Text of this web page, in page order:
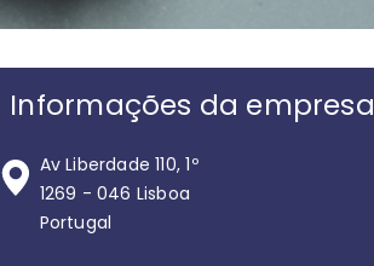
Informações da empresa
Av Liberdade 110, 1º
1269 - 046 Lisboa
Portugal